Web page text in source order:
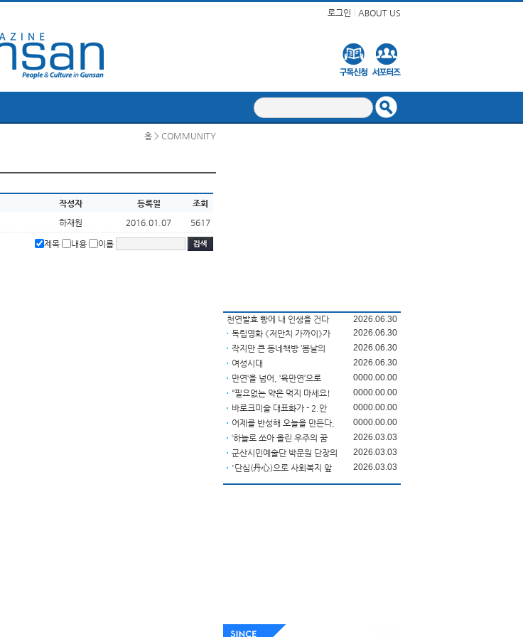
로그인 ABOUT US
홈 > COMMUNITY
작성자 등록일
조회
하재원 2016.01.07 5617
제목 내용
이름
천연발효 빵에 내 인생을 건다
2026.06.30
독립영화 《저만치 가까이》가
2026.06.30
작지만 큰 동네책방 ‘봄날의
2026.06.30
여성시대
2026.06.30
만연‘을 넘어, ‘육만연’으로
0000.00.00
“필요없는 약은 먹지 마세요!
0000.00.00
바로크미술 대표화가 - 2.안
0000.00.00
어제를 반성해 오늘을 만든다,
0000.00.00
‘하늘로 쏘아 올린 우주의 꿈
2026.03.03
군산시민예술단 박문원 단장의
2026.03.03
'단심(丹心)으로 사회복지 앞
2026.03.03